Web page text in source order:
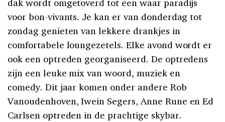
dak wordt omgetoverd tot een waar paradijs
voor bon-vivants. Je kan er van donderdag tot
zondag genieten van lekkere drankjes in
comfortabele loungezetels. Elke avond wordt er
ook een optreden georganiseerd. De optredens
zijn een leuke mix van woord, muziek en
comedy. Dit jaar komen onder andere Rob
Vanoudenhoven, Iwein Segers, Anne Rune en Ed
Carlsen optreden in de prachtige skybar.